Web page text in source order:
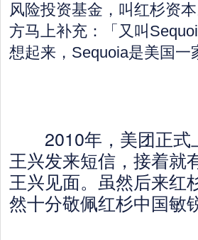
风险投资基金，叫红杉资
方马上补充：「又叫
想起来，Sequoia是美国一
2010年，美团正式
王兴发来短信，接着就
王兴见面。虽然后来红
然十分敬佩红杉中国敏